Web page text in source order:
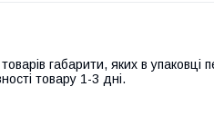
габарити, яких в
товару 1-3 дні.